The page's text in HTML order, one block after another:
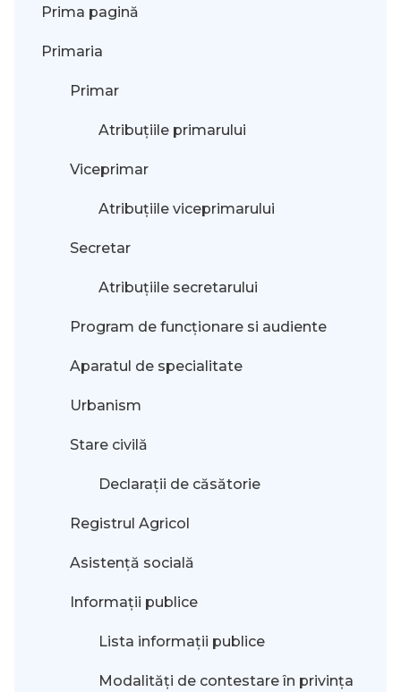
Prima pagină
Primaria
Primar
Atribuțiile primarului
Viceprimar
Atribuțiile viceprimarului
Secretar
Atribuțiile secretarului
Program de funcționare si audiente
Aparatul de specialitate
Urbanism
Stare civilă
Declarații de căsătorie
Registrul Agricol
Asistență socială
Informații publice
Lista informații publice
Modalităţi de contestare în privinţa